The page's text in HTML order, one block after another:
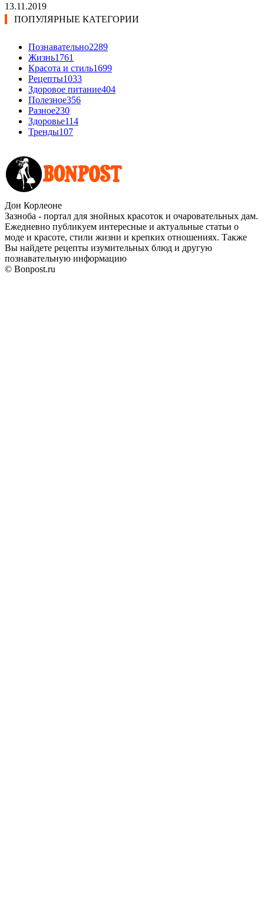
13.11.2019
ПОПУЛЯРНЫЕ КАТЕГОРИИ
Познавательно2289
Жизнь1761
Красота и стиль1699
Рецепты1033
Здоровое питание404
Полезное356
Разное230
Здоровье114
Тренды107
Дон Корлеоне
Зазноба - портал для знойных красоток и очаровательных дам.
Ежедневно публикуем интересные и актуальные статьи о
моде и красоте, стили жизни и крепких отношениях. Также
Вы найдете рецепты изумительных блюд и другую
познавательную информацию
© Bonpost.ru